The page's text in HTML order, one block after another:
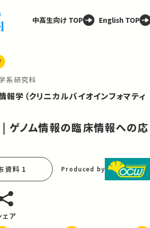
中高生向け TOP English TOP
系研究科
報学（クリニカルバイオインフォマティ
ゲノム情報の臨床情報への応
資料 1 Produced by
ェア